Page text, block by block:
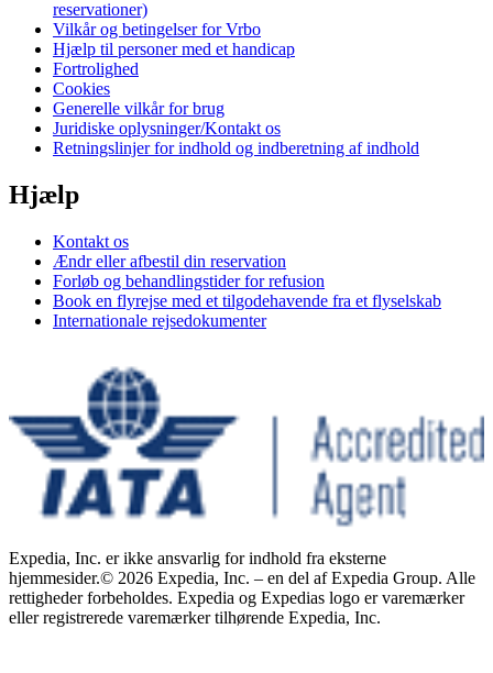
reservationer)
Vilkår og betingelser for Vrbo
Hjælp til personer med et handicap
Fortrolighed
Cookies
Generelle vilkår for brug
Juridiske oplysninger/Kontakt os
Retningslinjer for indhold og indberetning af indhold
Hjælp
Kontakt os
Ændr eller afbestil din reservation
Forløb og behandlingstider for refusion
Book en flyrejse med et tilgodehavende fra et flyselskab
Internationale rejsedokumenter
Expedia, Inc. er ikke ansvarlig for indhold fra eksterne
hjemmesider.© 2026 Expedia, Inc. – en del af Expedia Group. Alle
rettigheder forbeholdes. Expedia og Expedias logo er varemærker
eller registrerede varemærker tilhørende Expedia, Inc.